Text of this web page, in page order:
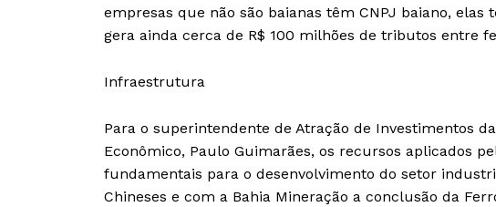
empresas que não são baianas têm CNPJ baiano,
gera ainda cerca de R$ 100 milhões de tributos entre
Infraestrutura
Para o superintendente de Atração de Investimentos
Econômico, Paulo Guimarães, os recursos aplicados
fundamentais para o desenvolvimento do setor
Chineses e com a Bahia Mineração a conclusão da